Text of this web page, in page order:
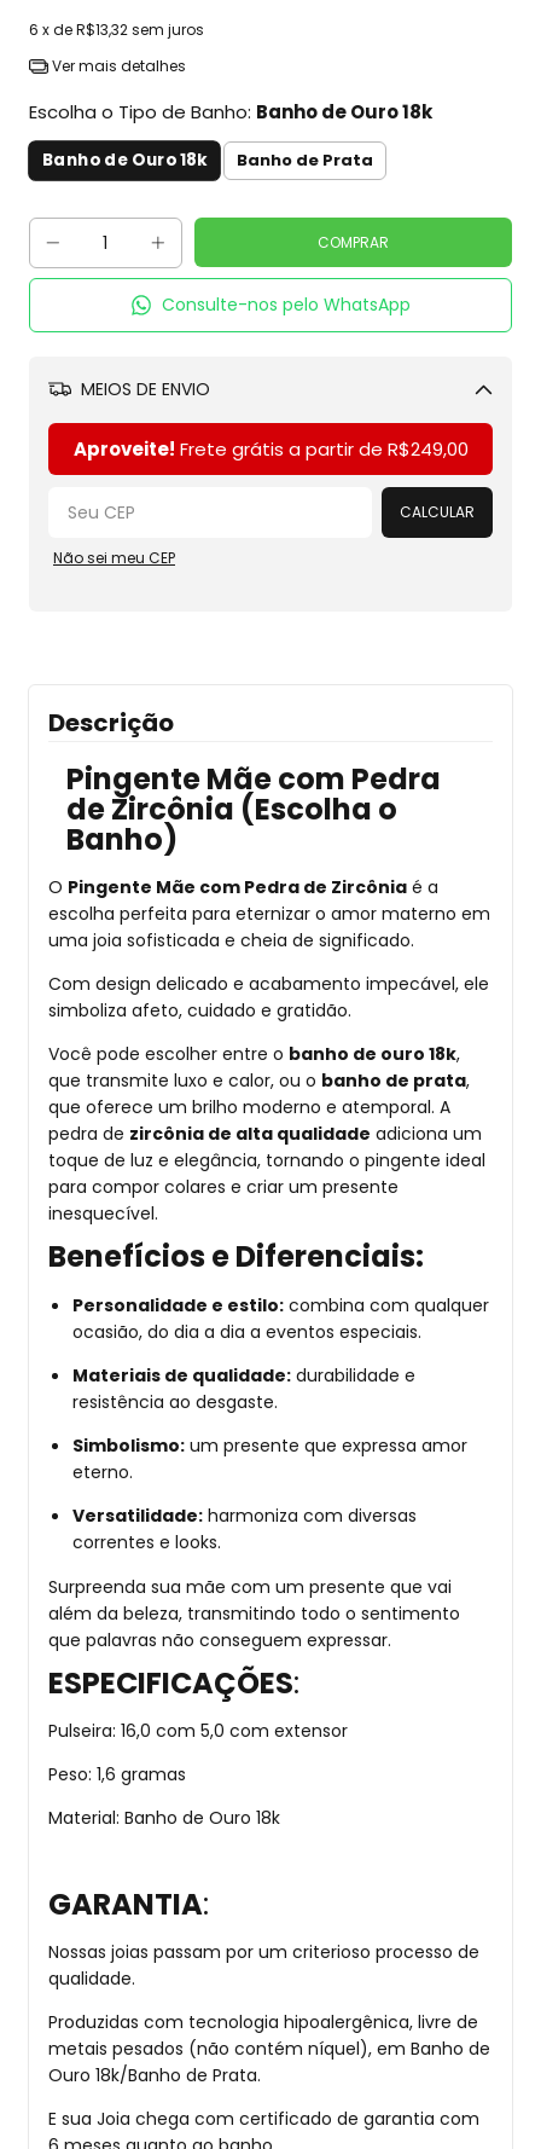
6 x deR$13,32sem juros
Ver mais detalhes
Escolha o Tipo de Banho: Banho de Ouro 18k
Banho de Ouro 18k Banho de Prata
Consulte-nos pelo WhatsApp
MEIOS DE ENVIO
Aproveite! Frete grátis a partir de R$249,00
CALCULAR
Não sei meu CEP
Descrição
Pingente Mãe com Pedra
de Zircônia (Escolha o
Banho)
O Pingente Mãe com Pedra de Zircônia é a
escolha perfeita para eternizar o amor materno em
uma joia sofisticada e cheia de significado.
Com design delicado e acabamento impecável, ele
simboliza afeto, cuidado e gratidão.
Você pode escolher entre o banho de ouro 18k,
que transmite luxo e calor, ou o banho de prata,
que oferece um brilho moderno e atemporal. A
pedra de zircônia de alta qualidade adiciona um
toque de luz e elegância, tornando o pingente ideal
para compor colares e criar um presente
inesquecível.
Benefícios e Diferenciais:
Personalidade e estilo: combina com qualquer
ocasião, do dia a dia a eventos especiais.
Materiais de qualidade: durabilidade e
resistência ao desgaste.
Simbolismo: um presente que expressa amor
eterno.
Versatilidade: harmoniza com diversas
correntes e looks.
Surpreenda sua mãe com um presente que vai
além da beleza, transmitindo todo o sentimento
que palavras não conseguem expressar.
ESPECIFICAÇÕES:
Pulseira: 16,0 com 5,0 com extensor
Peso: 1,6 gramas
Material: Banho de Ouro 18k
GARANTIA:
Nossas joias passam por um criterioso processo de
qualidade.
Produzidas com tecnologia hipoalergênica, livre de
metais pesados (não contém níquel), em Banho de
Ouro 18k/Banho de Prata.
E sua Joia chega com certificado de garantia com